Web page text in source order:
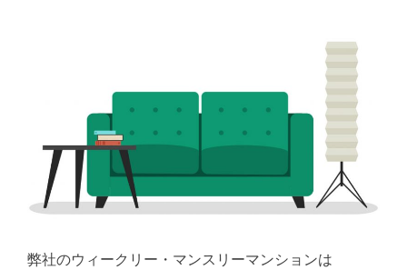
弊社のウィークリー・マンスリーマンションは